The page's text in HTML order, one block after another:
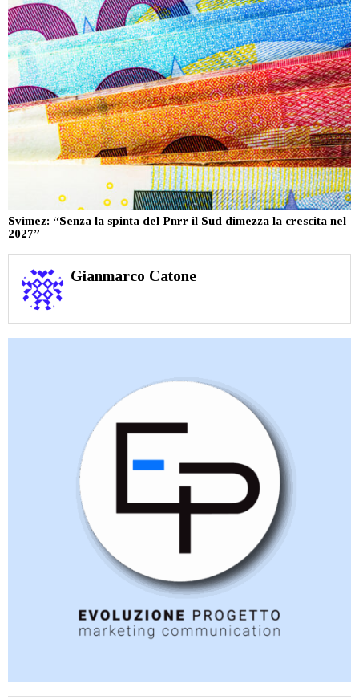
Svimez: “Senza la spinta del Pnrr il Sud dimezza la crescita nel
2027”
Gianmarco Catone